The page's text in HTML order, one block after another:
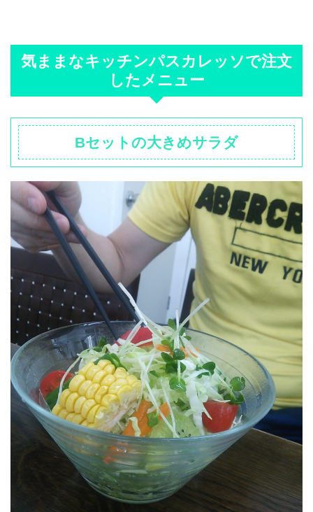
気ままなキッチンパスカレッソで注文
したメニュー
Bセットの大きめサラダ